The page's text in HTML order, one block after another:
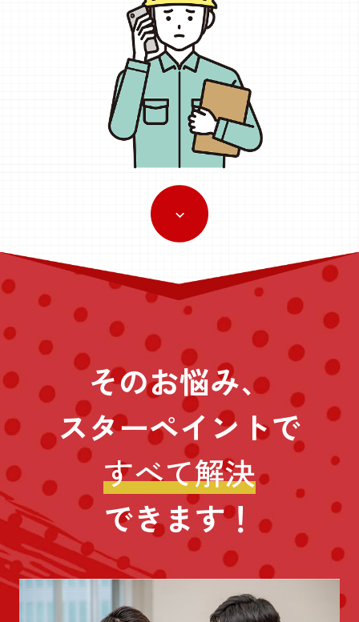
そのお悩み、
スターペイントで
すべて解決
できます！